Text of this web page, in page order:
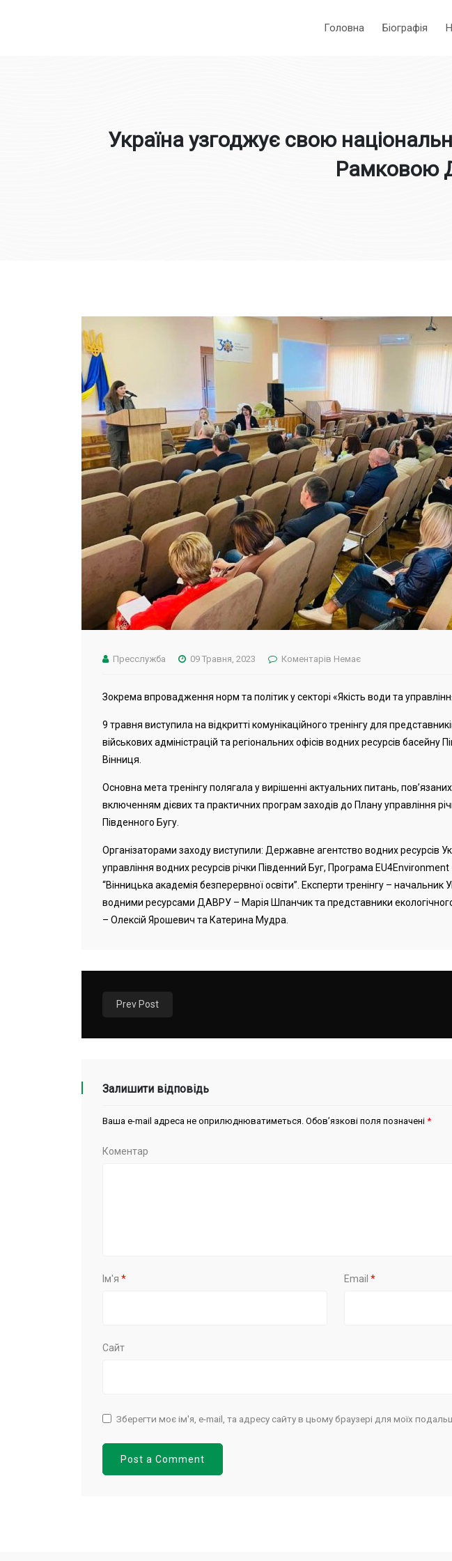
Головна Біографія
Україна узгоджує свою
Рамковою
Пресслужба 09 Травня, 2023 Коментарів Немає
Зокрема впровадження норм та політик у секторі «Якість води та
9 травня виступила на відкритті комунікаційного тренінгу для
військових адміністрацій та регіональних офісів водних ресурсів басейну
Вінниця.
Основна мета тренінгу полягала у вирішенні актуальних питань,
включенням дієвих та практичних програм заходів до Плану управління
Південного Бугу.
Організаторами заходу виступили: Державне агентство водних ресурсів
управління водних ресурсів річки Південний Буг, Програма
“Вінницька академія безперервної освіти”. Експерти тренінгу – начальник
водними ресурсами ДАВРУ – Марія Шпанчик та представники
– Олексій Ярошевич та Катерина Мудра.
Prev Post
Залишити відповідь
Ваша e-mail адреса не оприлюднюватиметься. Обов’язкові поля позначені *
Коментар
Ім'я * Email *
Сайт
Зберегти моє ім'я, e-mail, та адресу сайту в цьому браузері для моїх